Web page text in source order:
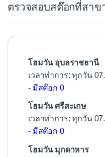
o
o
ตรวจสอบสต๊อกที่สาข
โฮมวัน อุบลราชธานี
เวลาทำการ: ทุกวัน
- มีสต๊อก 0
โฮมวัน ศรีสะเกษ
เวลาทำการ: ทุกวัน
- มีสต๊อก 0
โฮมวัน มุกดาหาร